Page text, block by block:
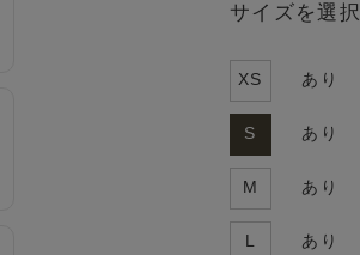
サイズを選択
XS あり
S あり
M あり
L あり